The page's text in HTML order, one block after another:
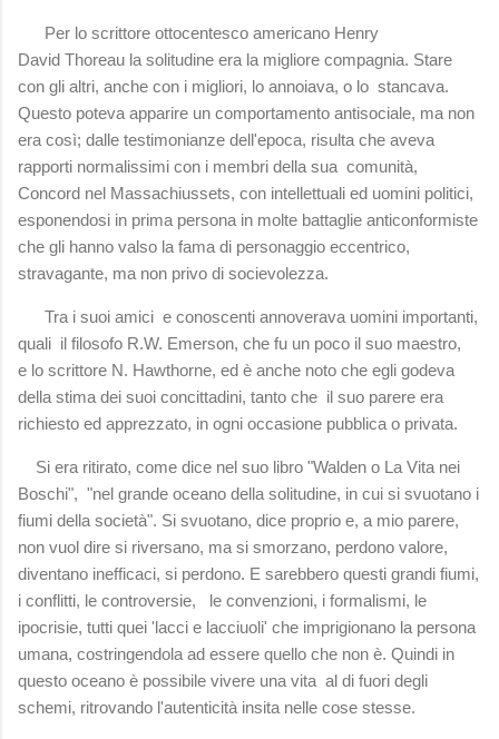
Per lo scrittore ottocentesco americano Henry
David Thoreau la solitudine era la migliore compagnia. Stare
con gli altri, anche con i migliori, lo annoiava, o lo stancava.
Questo poteva apparire un comportamento antisociale, ma non
era così; dalle testimonianze dell'epoca, risulta che aveva
rapporti normalissimi con i membri della sua comunità,
Concord nel Massachiussets, con intellettuali ed uomini politici,
esponendosi in prima persona in molte battaglie anticonformiste
che gli hanno valso la fama di personaggio eccentrico,
stravagante, ma non privo di socievolezza.
Tra i suoi amici e conoscenti annoverava uomini importanti,
quali il filosofo R.W. Emerson, che fu un poco il suo maestro,
e lo scrittore N. Hawthorne, ed è anche noto che egli godeva
della stima dei suoi concittadini, tanto che il suo parere era
richiesto ed apprezzato, in ogni occasione pubblica o privata.
Si era ritirato, come dice nel suo libro "Walden o La Vita nei
Boschi", "nel grande oceano della solitudine, in cui si svuotano i
fiumi della società". Si svuotano, dice proprio e, a mio parere,
non vuol dire si riversano, ma si smorzano, perdono valore,
diventano inefficaci, si perdono. E sarebbero questi grandi fiumi,
i conflitti, le controversie, le convenzioni, i formalismi, le
ipocrisie, tutti quei 'lacci e lacciuoli' che imprigionano la persona
umana, costringendola ad essere quello che non è. Quindi in
questo oceano è possibile vivere una vita al di fuori degli
schemi, ritrovando l'autenticità insita nelle cose stesse.